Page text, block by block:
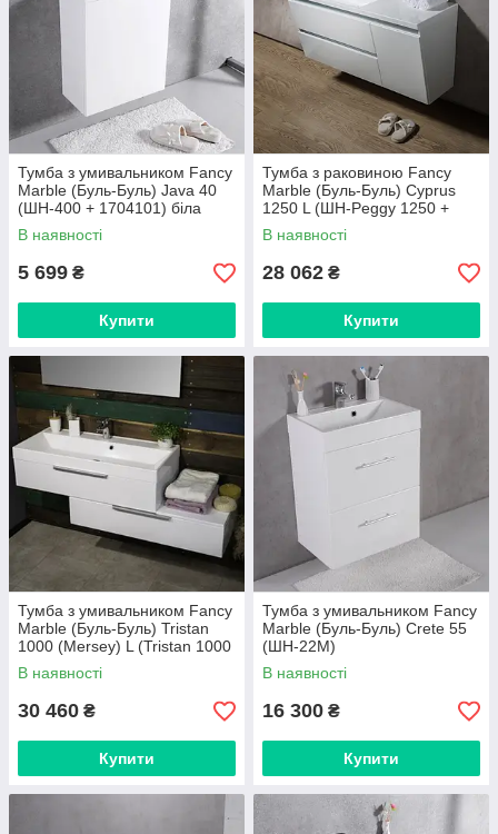
Тумба з умивальником Fancy
Marble (Буль-Буль) Java 40
(ШН-400 + 1704101) біла
В наявності
5 699 ₴
Купити
Тумба з раковиною Fancy
Marble (Буль-Буль) Cyprus
1250 L (ШН-Peggy 1250 +
3613301-L) білий
В наявності
28 062 ₴
Купити
Тумба з умивальником Fancy
Marble (Буль-Буль) Tristan
1000 (Mersey) L (Tristan 1000
+ 0410101) білий
В наявності
30 460 ₴
Купити
Тумба з умивальником Fancy
Marble (Буль-Буль) Crete 55
(ШН-22М)
В наявності
16 300 ₴
Купити